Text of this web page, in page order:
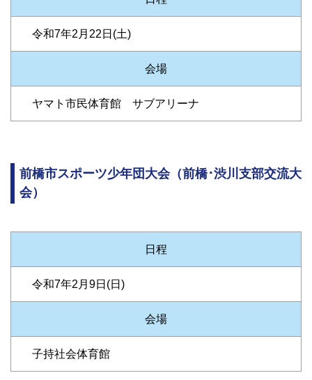
令和7年2月22日(土)
会場
ヤマト市民体育館 サブアリーナ
前橋市スポーツ少年団大会（前橋･渋川支部交流大
会）
日程
令和7年2月9日(日)
会場
子持社会体育館